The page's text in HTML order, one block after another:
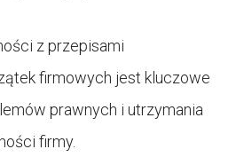
z przepisami
firmowych jest kluczowe
prawnych i utrzymania
firmy.